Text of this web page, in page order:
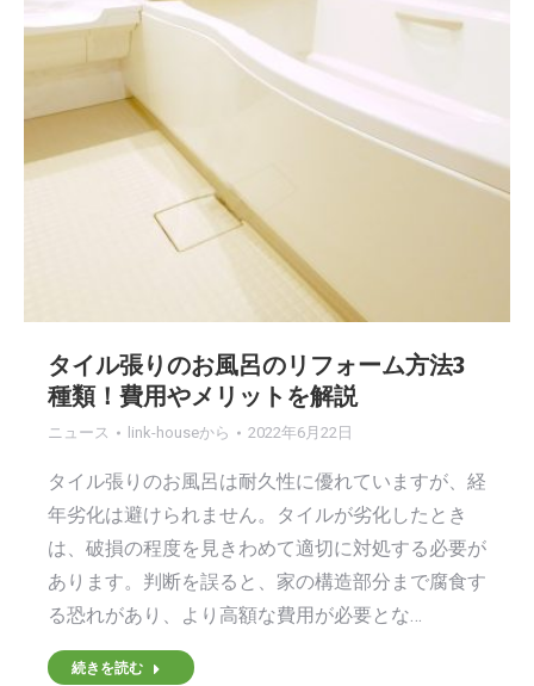
タイル張りのお風呂のリフォーム方法3
種類！費用やメリットを解説
ニュース link-houseから 2022年6月22日
タイル張りのお風呂は耐久性に優れていますが、経
年劣化は避けられません。タイルが劣化したとき
は、破損の程度を見きわめて適切に対処する必要が
あります。判断を誤ると、家の構造部分まで腐食す
る恐れがあり、より高額な費用が必要とな…
続きを読む